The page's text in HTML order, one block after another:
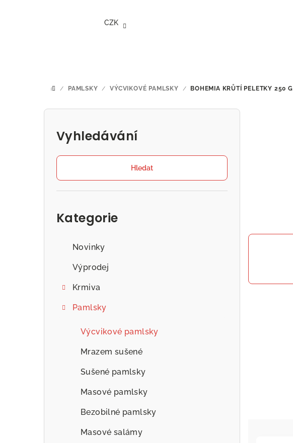
CZK
DOMŮ
/ PAMLSKY / VÝCVIKOVÉ PAMLSKY / BOHEMIA KRŮTÍ PELETKY 250 G
P
Vyhledávání
Hledat
Kategorie
Novinky
Výprodej
Krmiva
Pamlsky
Výcvikové pamlsky
Mrazem sušené
Sušené pamlsky
Masové pamlsky
Bezobilné pamlsky
Masové salámy